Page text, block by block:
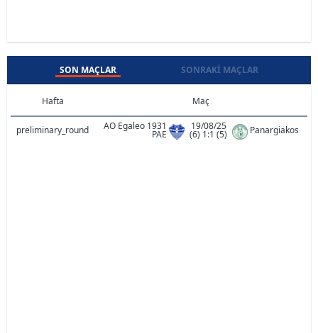
SON MAÇLAR SONRAKI MAÇLAR
Hafta Maç
preliminary_round AO Egaleo 1931
PAE
19/08/25
(6) 1:1 (5) Panargiakos